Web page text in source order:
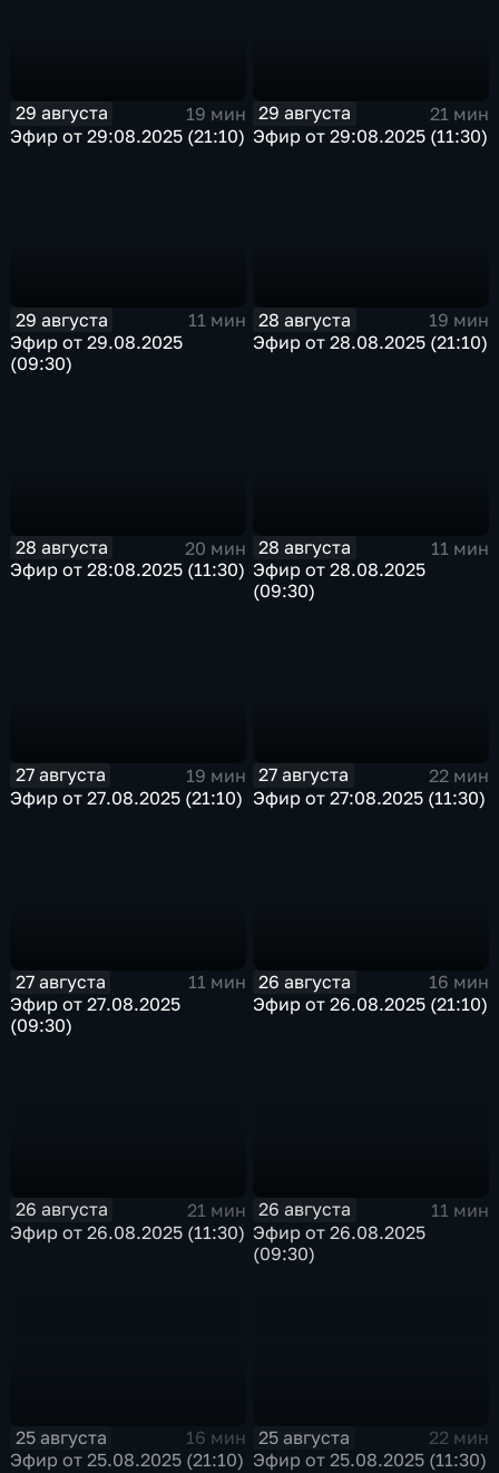
29 августа
19 мин
Эфир от 29:08.2025 (21:10)
29 августа
21 мин
Эфир от 29:08.2025 (11:30)
29 августа
11 мин
Эфир от 29.08.2025
(09:30)
28 августа
19 мин
Эфир от 28.08.2025 (21:10)
28 августа
20 мин
Эфир от 28:08.2025 (11:30)
28 августа
11 мин
Эфир от 28.08.2025
(09:30)
27 августа
19 мин
Эфир от 27.08.2025 (21:10)
27 августа
22 мин
Эфир от 27:08.2025 (11:30)
27 августа
11 мин
Эфир от 27.08.2025
(09:30)
26 августа
16 мин
Эфир от 26.08.2025 (21:10)
26 августа
21 мин
Эфир от 26.08.2025 (11:30)
26 августа
11 мин
Эфир от 26.08.2025
(09:30)
25 августа
16 мин
Эфир от 25.08.2025 (21:10)
25 августа
22 мин
Эфир от 25.08.2025 (11:30)